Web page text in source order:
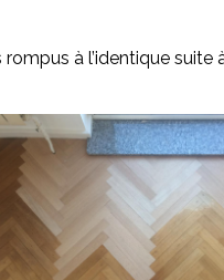
à l’identique suite